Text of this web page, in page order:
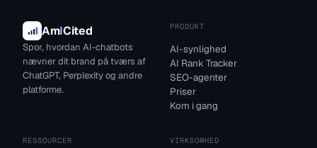
AmICited
Spor, hvordan AI-chatbots
nævner dit brand på tværs af
ChatGPT, Perplexity og andre
platforme.
PRODUKT
AI-synlighed
AI Rank Tracker
SEO-agenter
Priser
Kom i gang
RESSOURCER VIRKSOMHED